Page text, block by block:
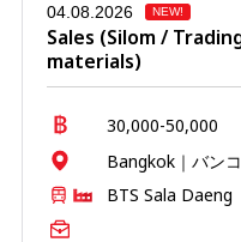
04.08.2026 NEW!
Sales (Silom /
materials)
30,000-50,000
Bangkok｜バン
BTS Sala Daeng